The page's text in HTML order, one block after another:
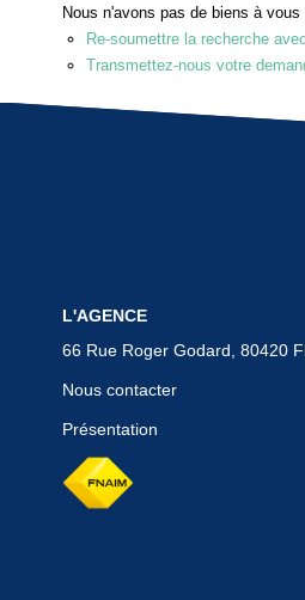
Nous n'avons pas de biens à
Re-soumettre la recherche
Transmettez-nous votre
L'AGENCE
66 Rue Roger Godard, 80420
Nous contacter
Présentation